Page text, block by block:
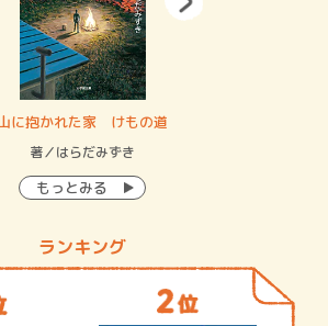
に抱かれた家 けもの道
著／はらだみずき
もっとみる
ランキング